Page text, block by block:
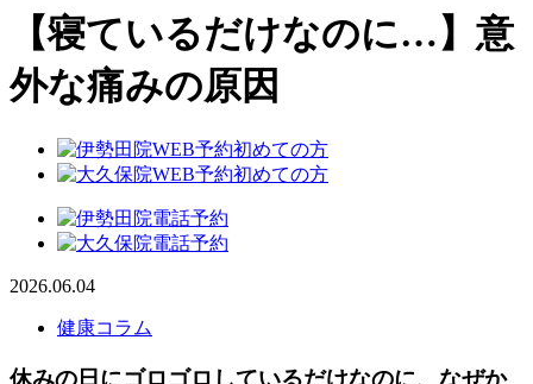
【寝ているだけなのに…】意
外な痛みの原因
2026.06.04
健康コラム
休みの日にゴロゴロしているだけなのに、なぜか